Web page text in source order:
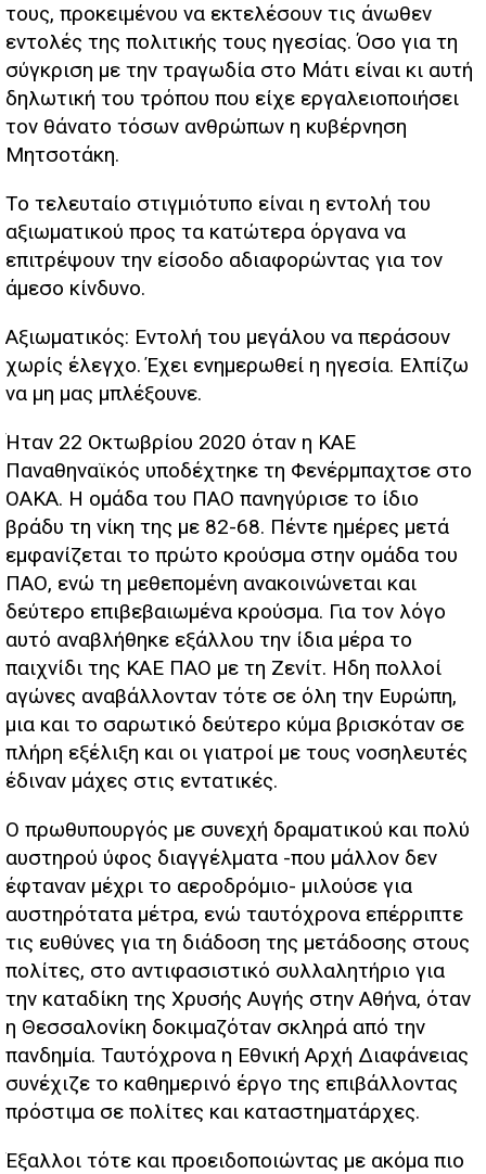
τους, προκειμένου να εκτελέσουν τις άνωθεν
εντολές της πολιτικής τους ηγεσίας. Όσο για τη
σύγκριση με την τραγωδία στο Μάτι είναι κι αυτή
δηλωτική του τρόπου που είχε εργαλειοποιήσει
τον θάνατο τόσων ανθρώπων η κυβέρνηση
Μητσοτάκη.
Το τελευταίο στιγμιότυπο είναι η εντολή του
αξιωματικού προς τα κατώτερα όργανα να
επιτρέψουν την είσοδο αδιαφορώντας για τον
άμεσο κίνδυνο.
Αξιωματικός: Εντολή του μεγάλου να περάσουν
χωρίς έλεγχο. Έχει ενημερωθεί η ηγεσία. Ελπίζω
να μη μας μπλέξουνε.
Ήταν 22 Οκτωβρίου 2020 όταν η ΚΑΕ
Παναθηναϊκός υποδέχτηκε τη Φενέρμπαχτσε στο
ΟΑΚΑ. Η ομάδα του ΠΑΟ πανηγύρισε το ίδιο
βράδυ τη νίκη της με 82-68. Πέντε ημέρες μετά
εμφανίζεται το πρώτο κρούσμα στην ομάδα του
ΠΑΟ, ενώ τη μεθεπομένη ανακοινώνεται και
δεύτερο επιβεβαιωμένα κρούσμα. Για τον λόγο
αυτό αναβλήθηκε εξάλλου την ίδια μέρα το
παιχνίδι της ΚΑΕ ΠΑΟ με τη Ζενίτ. Ηδη πολλοί
αγώνες αναβάλλονταν τότε σε όλη την Ευρώπη,
μια και το σαρωτικό δεύτερο κύμα βρισκόταν σε
πλήρη εξέλιξη και οι γιατροί με τους νοσηλευτές
έδιναν μάχες στις εντατικές.
Ο πρωθυπουργός με συνεχή δραματικού και πολύ
αυστηρού ύφος διαγγέλματα -που μάλλον δεν
έφταναν μέχρι το αεροδρόμιο- μιλούσε για
αυστηρότατα μέτρα, ενώ ταυτόχρονα επέρριπτε
τις ευθύνες για τη διάδοση της μετάδοσης στους
πολίτες, στο αντιφασιστικό συλλαλητήριο για
την καταδίκη της Χρυσής Αυγής στην Αθήνα, όταν
η Θεσσαλονίκη δοκιμαζόταν σκληρά από την
πανδημία. Ταυτόχρονα η Εθνική Αρχή Διαφάνειας
συνέχιζε το καθημερινό έργο της επιβάλλοντας
πρόστιμα σε πολίτες και καταστηματάρχες.
Έξαλλοι τότε και προειδοποιώντας με ακόμα πιο